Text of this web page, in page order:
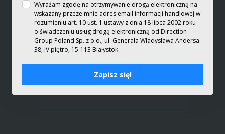
Wyrażam zgodę na otrzymywanie drogą elektroniczną na
wskazany przeze mnie adres email informacji handlowej w
rozumieniu art. 10 ust. 1 ustawy z dnia 18 lipca 2002 roku
o świadczeniu usług drogą elektroniczną od Direction
Group Poland Sp. z o.o., ul. Generała Władysława Andersa
38, IV piętro, 15-113 Białystok.
Zapisz się!